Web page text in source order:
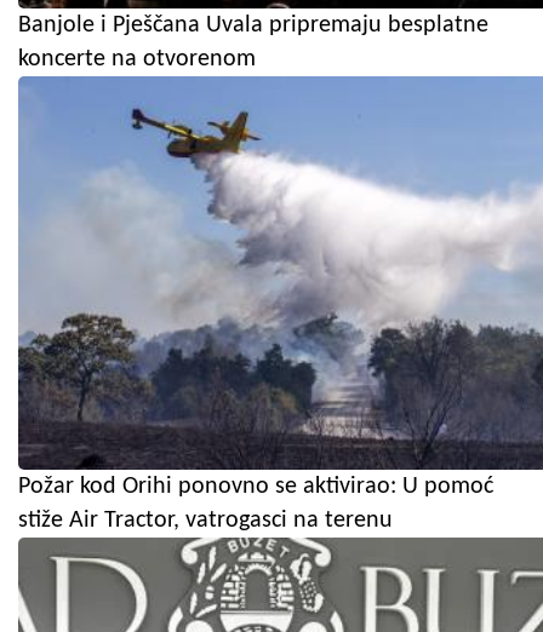
Banjole i Pješčana Uvala pripremaju besplatne
koncerte na otvorenom
Požar kod Orihi ponovno se aktivirao: U pomoć
stiže Air Tractor, vatrogasci na terenu